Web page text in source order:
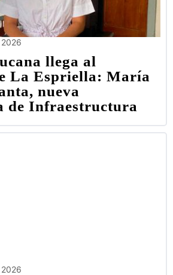
llega al
La Espriella: María
nueva
de Infraestructura